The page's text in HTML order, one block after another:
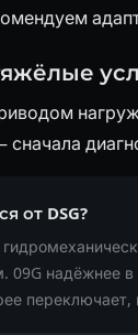
от DSG?
09G надёжнее